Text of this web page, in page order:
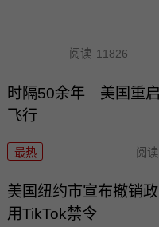
阅读 11826
时隔50余年 美国重
飞行
最热 阅读
美国纽约市宣布撤销
用TikTok禁令